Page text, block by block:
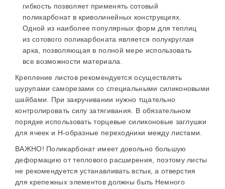
гибкость позволяет применять сотовый
поликарбонат в криволинейных конструкциях.
Одной из наиболее популярных форм для теплиц
из сотового поликарбоната является полукруглая
арка, позволяющая в полной мере использовать
все возможности материала.
Крепление листов рекомендуется осуществлять
шурупами саморезами со специальными силиконовыми
шайбами. При закручивании нужно тщательно
контролировать силу затягивания. В обязательном
порядке использовать торцевые силиконовые заглушки
для ячеек и Н-образные переходники между листами.
ВАЖНО! Поликарбонат имеет довольно большую
деформацию от теплового расширения, поэтому листы
не рекомендуется устанавливать встык, а отверстия
для крепежных элементов должны быть Немного